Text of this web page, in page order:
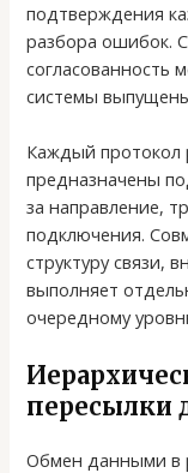
подтверждения
разбора ошибок.
согласованность
системы
Каждый протокол
предназначены
за направление,
подключения.
структуру связи,
выполняет
очередному
пересылки
Обмен данными в